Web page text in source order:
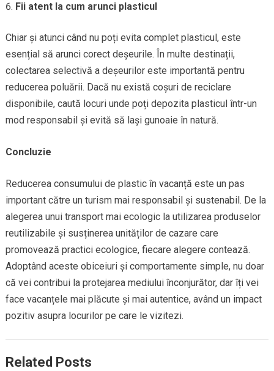
Fii atent la cum arunci plasticul
Chiar și atunci când nu poți evita complet plasticul, este
esențial să arunci corect deșeurile. În multe destinații,
colectarea selectivă a deșeurilor este importantă pentru
reducerea poluării. Dacă nu există coșuri de reciclare
disponibile, caută locuri unde poți depozita plasticul într-un
mod responsabil și evită să lași gunoaie în natură.
Concluzie
Reducerea consumului de plastic în vacanță este un pas
important către un turism mai responsabil și sustenabil. De la
alegerea unui transport mai ecologic la utilizarea produselor
reutilizabile și susținerea unităților de cazare care
promovează practici ecologice, fiecare alegere contează.
Adoptând aceste obiceiuri și comportamente simple, nu doar
că vei contribui la protejarea mediului înconjurător, dar îți vei
face vacanțele mai plăcute și mai autentice, având un impact
pozitiv asupra locurilor pe care le vizitezi.
Related Posts